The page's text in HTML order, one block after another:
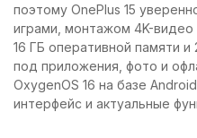
поэтому OnePlus 15
играми, монтажом 4K-видео
16 ГБ оперативной памяти и
под приложения, фото и
OxygenOS 16 на базе
интерфейс и актуальные